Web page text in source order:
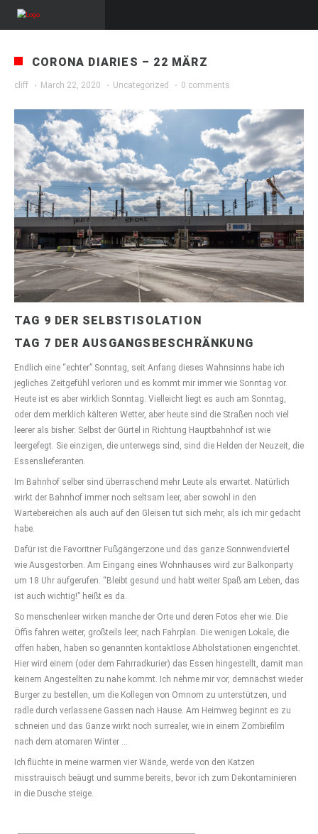
CORONA DIARIES – 22 MÄRZ
cliff · March 22, 2020 · Uncategorized · 0 comments
TAG 9 DER SELBSTISOLATION
TAG 7 DER AUSGANGSBESCHRÄNKUNG
Endlich eine “echter” Sonntag, seit Anfang dieses Wahnsinns habe ich
jegliches Zeitgefühl verloren und es kommt mir immer wie Sonntag vor.
Heute ist es aber wirklich Sonntag. Vielleicht liegt es auch am Sonntag,
oder dem merklich kälteren Wetter, aber heute sind die Straßen noch viel
leerer als bisher. Selbst der Gürtel in Richtung Hauptbahnhof ist wie
leergefegt. Sie einzigen, die unterwegs sind, sind die Helden der Neuzeit, die
Essenslieferanten.
Im Bahnhof selber sind überraschend mehr Leute als erwartet. Natürlich
wirkt der Bahnhof immer noch seltsam leer, aber sowohl in den
Wartebereichen als auch auf den Gleisen tut sich mehr, als ich mir gedacht
habe.
Dafür ist die Favoritner Fußgängerzone und das ganze Sonnwendviertel
wie Ausgestorben. Am Eingang eines Wohnhauses wird zur Balkonparty
um 18 Uhr aufgerufen. “Bleibt gesund und habt weiter Spaß am Leben, das
ist auch wichtig!” heißt es da.
So menschenleer wirken manche der Orte und deren Fotos eher wie. Die
Öffis fahren weiter, großteils leer, nach Fahrplan. Die wenigen Lokale, die
offen haben, haben so genannten kontaktlose Abholstationen eingerichtet.
Hier wird einem (oder dem Fahrradkurier) das Essen hingestellt, damit man
keinem Angestellten zu nahe kommt. Ich nehme mir vor, demnächst wieder
Burger zu bestellen, um die Kollegen von Omnom zu unterstützen, und
radle durch verlassene Gassen nach Hause. Am Heimweg beginnt es zu
schneien und das Ganze wirkt noch surrealer, wie in einem Zombiefilm
nach dem atomaren Winter …
Ich flüchte in meine warmen vier Wände, werde von den Katzen
misstrauisch beäugt und summe bereits, bevor ich zum Dekontaminieren
in die Dusche steige.